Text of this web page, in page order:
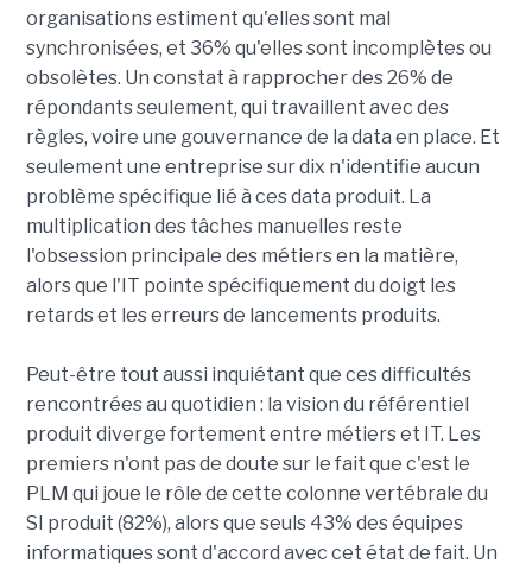
organisations estiment qu'elles sont mal
synchronisées, et 36% qu'elles sont incomplètes ou
obsolètes. Un constat à rapprocher des 26% de
répondants seulement, qui travaillent avec des
règles, voire une gouvernance de la data en place. Et
seulement une entreprise sur dix n'identifie aucun
problème spécifique lié à ces data produit. La
multiplication des tâches manuelles reste
l'obsession principale des métiers en la matière,
alors que l'IT pointe spécifiquement du doigt les
retards et les erreurs de lancements produits.
Peut-être tout aussi inquiétant que ces difficultés
rencontrées au quotidien : la vision du référentiel
produit diverge fortement entre métiers et IT. Les
premiers n'ont pas de doute sur le fait que c'est le
PLM qui joue le rôle de cette colonne vertébrale du
SI produit (82%), alors que seuls 43% des équipes
informatiques sont d'accord avec cet état de fait. Un